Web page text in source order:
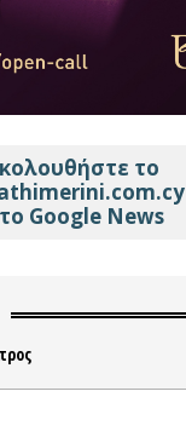
το
Google News